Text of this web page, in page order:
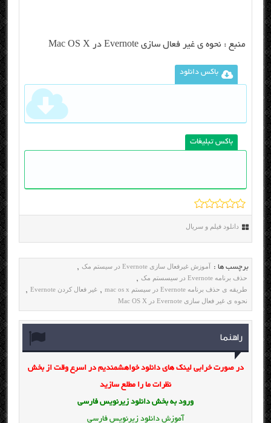
منبع : نحوه ی غیر فعال سازی Evernote در Mac OS X
باکس دانلود
باکس تبلیغات
دانلود فیلم و سریال
برچسب ها : آموزش غیرفعال سازی Evernote در سیستم مک ,
حذف برنامه Evernote در سیسستم مک ,
طریقه ی حذف برنامه Evernote در سیستم mac os x , غیر فعال کردن Evernote ,
نحوه ی غیر فعال سازی Evernote در Mac OS X
راهنما
در صورت خرابی لینک های دانلود خواهشمندیم در اسرع وقت از بخش
نظرات ما را مطلع سازید
ورود به بخش دانلود زیرنویس فارسی
آموزش دانلود زیرنویس فارسی